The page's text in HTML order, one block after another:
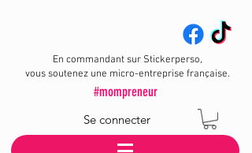
En commandant sur Stickerperso,
vous soutenez une micro-entreprise française.
#mompreneur
Se connecter